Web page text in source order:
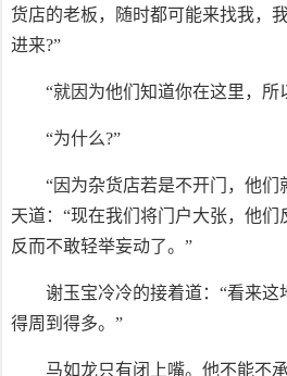
货店的老板，随时都可能来找我，
进来?”
“就因为他们知道你在这里，所
“为什么?”
“因为杂货店若是不开门，他们
天道：“现在我们将门户大张，他们
反而不敢轻举妄动了。”
谢玉宝冷冷的接着道：“看来
得周到得多。”
马如龙只有闭上嘴。他不能不